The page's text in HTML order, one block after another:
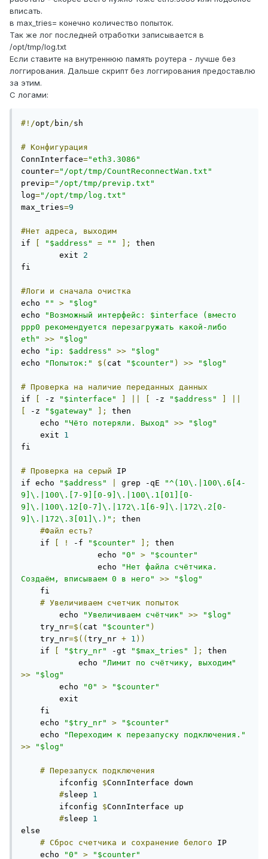
вписать.
в max_tries= конечно количество попыток.
Так же лог последней отработки записывается в
/opt/tmp/log.txt
Если ставите на внутреннюю память роутера - лучше без
логгирования. Дальше скрипт без логгирования предоставлю
за этим.
С логами:
#!/opt/ bin/sh
# Конфигурация
ConnInterface="eth3.3086"
counter="/opt/tmp/CountReconnectWan.txt"
previp="/opt/tmp/previp.txt"
log="/opt/tmp/log.txt"
max_tries=9
#Нет адреса,
выходим
if
"$address" = "" ];
then
	exit
2
fi
#Логи и сначала очистка
echo
"" >
"$log"
echo
"Возможный интерфейс: $interface (вместо
ppp0 рекомендуется перезагружать какой-либо
eth"
>>
"$log"
echo
"ip: $address" >>
"$log"
echo
"Попыток:" $( cat "$counter" ) >> "$log"
# Проверка на наличие переданных данных
if
-z "$interface" -z "$address"
-z "$gateway" ];
then
    echo
"Чёто потеряли. Выход" >>
"$log"
    exit
1
fi
# Проверка на серый IP
if echo
"$address" grep -qE
"^(10\.|100\.6[4-
9]\.|100\.[7-9][0-9]\.|100\.1[01][0-
9]\.|100\.12[0-7]\.|172\.1[6-9]\.|172\.2[0-
9]\.|172\.3[01]\.)" ;
then
#Файл есть?
    if
! -f "$counter" ];
then
		echo
"0" >
"$counter"
		echo
"Нет файла счётчика.
Создаём, вписываем 0 в него"
>>
"$log"
# Увеличиваем счетчик попыток
	echo
"Увеличиваем счётчик" >>
"$log"
    try_nr
=$( cat "$counter" )
    try_nr
=$(( try_nr + 1 ))
    if
"$try_nr" -gt "$max_tries" ];
then
	    echo
"Лимит по счётчику, выходим"
>>
"$log"
        echo
"0" >
"$counter"
    echo
"$try_nr" >
"$counter"
    echo
"Переходим к перезапуску подключения."
>>
"$log"
# Перезапуск подключения
	ifconfig
$ConnInterface down
#sleep 1
	ifconfig
$ConnInterface up
#sleep 1
else
# Сброс счетчика и сохранение белого IP
    echo
"0" >
"$counter"